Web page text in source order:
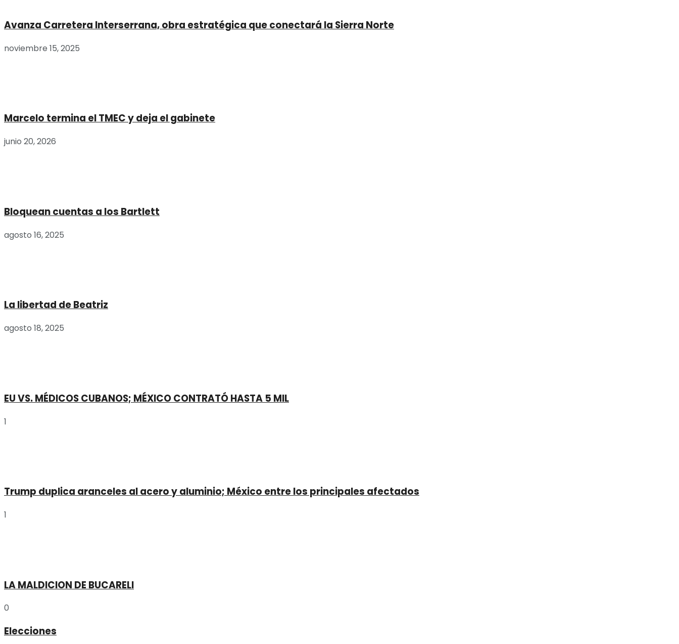
Avanza Carretera Interserrana, obra estratégica que conectará la Sierra Norte
noviembre 15, 2025
Marcelo termina el TMEC y deja el gabinete
junio 20, 2026
Bloquean cuentas a los Bartlett
agosto 16, 2025
La libertad de Beatriz
agosto 18, 2025
EU VS. MÉDICOS CUBANOS; MÉXICO CONTRATÓ HASTA 5 MIL
1
Trump duplica aranceles al acero y aluminio; México entre los principales afectados
1
LA MALDICION DE BUCARELI
0
Elecciones